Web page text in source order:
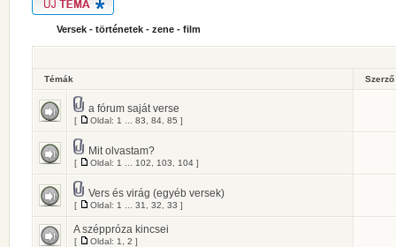
Versek - történetek - zene - film
Témák Szerző
a fórum saját verse
[ Oldal: 1 83 84 85 ]
Mit olvastam?
[ Oldal: 1 102 103 104 ]
Vers és virág (egyéb versek)
[ Oldal: 1 31 32 33 ]
A széppróza kincsei
[ Oldal: 1 2 ]